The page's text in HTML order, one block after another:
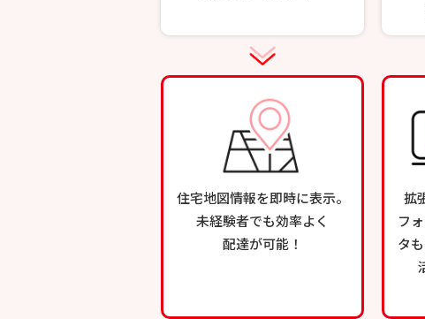
住宅地図情報を即時に表示。
未経験者でも効率よく
配達が可能！
拡
フ
タ